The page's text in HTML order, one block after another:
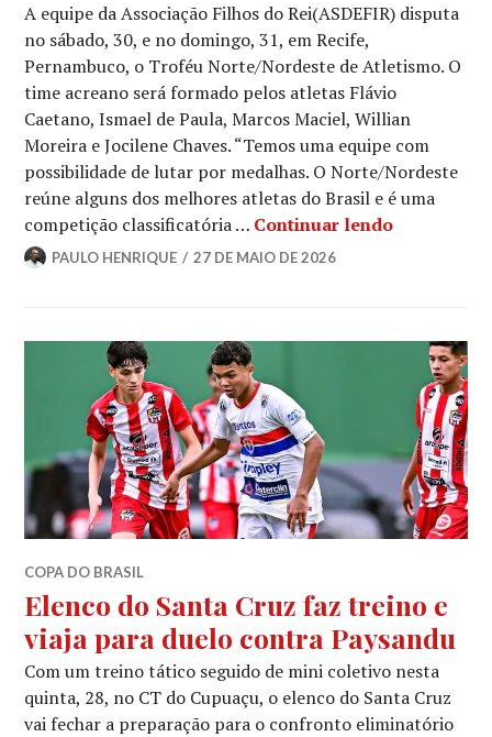
A equipe da Associação Filhos do Rei(ASDEFIR) disputa
no sábado, 30, e no domingo, 31, em Recife,
Pernambuco, o Troféu Norte/Nordeste de Atletismo. O
time acreano será formado pelos atletas Flávio
Caetano, Ismael de Paula, Marcos Maciel, Willian
Moreira e Jocilene Chaves. “Temos uma equipe com
possibilidade de lutar por medalhas. O Norte/Nordeste
reúne alguns dos melhores atletas do Brasil e é uma
competição classificatória … Continuar lendo
PAULO HENRIQUE 27 DE MAIO DE 2026
COPA DO BRASIL
Elenco do Santa Cruz faz treino e
viaja para duelo contra Paysandu
Com um treino tático seguido de mini coletivo nesta
quinta, 28, no CT do Cupuaçu, o elenco do Santa Cruz
vai fechar a preparação para o confronto eliminatório